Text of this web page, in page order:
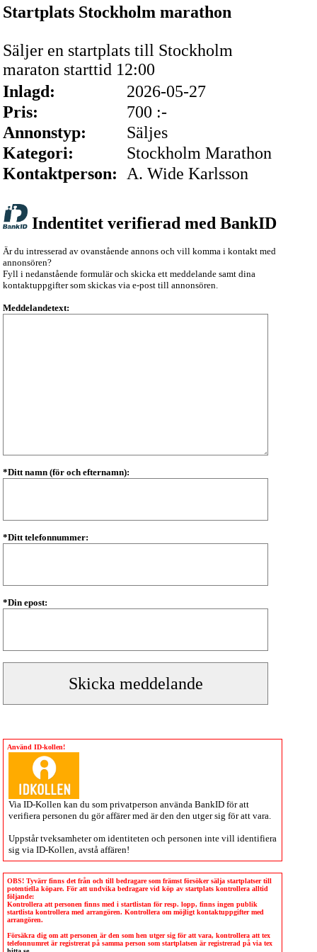
Startplats Stockholm marathon
Säljer en startplats till Stockholm
maraton starttid 12:00
Inlagd:
2026-05-27
Pris:
700 :-
Annonstyp:
Säljes
Kategori:
Stockholm Marathon
Kontaktperson:
A. Wide Karlsson
Indentitet verifierad med BankID
Är du intresserad av ovanstående annons och vill komma i kontakt med
annonsören?
Fyll i nedanstående formulär och skicka ett meddelande samt dina
kontaktuppgifter som skickas via e-post till annonsören.
Meddelandetext:
*Ditt namn (för och efternamn):
*Ditt telefonnummer:
*Din epost:
Använd ID-kollen!
Via ID-Kollen kan du som privatperson använda BankID för att
verifiera personen du gör affärer med är den den utger sig för att vara.
Uppstår tveksamheter om identiteten och personen inte vill identifiera
sig via ID-Kollen , avstå affären!
OBS! Tyvärr finns det från och till bedragare som främst försöker sälja startplatser till
potentiella köpare. För att undvika bedragare vid köp av startplats kontrollera alltid
följande:
Kontrollera att personen finns med i startlistan för resp. lopp, finns ingen publik
startlista kontrollera med arrangören. Kontrollera om möjligt kontaktuppgifter med
arrangören.
Försäkra dig om att personen är den som hen utger sig för att vara, kontrollera att tex
telefonnumret är registrerat på samma person som startplatsen är registrerad på via tex